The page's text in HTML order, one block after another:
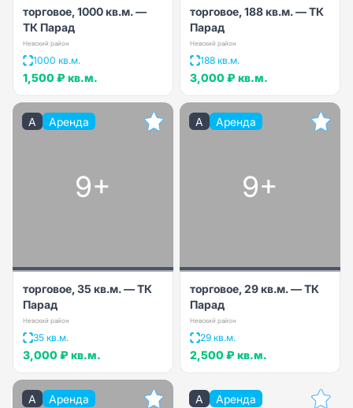
торговое, 1000 кв.м. —
ТК Парад
Невский район
1000 кв.м.
1,500 ₽ кв.м.
торговое, 188 кв.м. — ТК
Парад
Невский район
188 кв.м.
3,000 ₽ кв.м.
A Аренда
9+
торговое, 35 кв.м. — ТК
Парад
Невский район
35 кв.м.
3,000 ₽ кв.м.
A Аренда
9+
торговое, 29 кв.м. — ТК
Парад
Невский район
29 кв.м.
2,500 ₽ кв.м.
A Аренда A Аренда